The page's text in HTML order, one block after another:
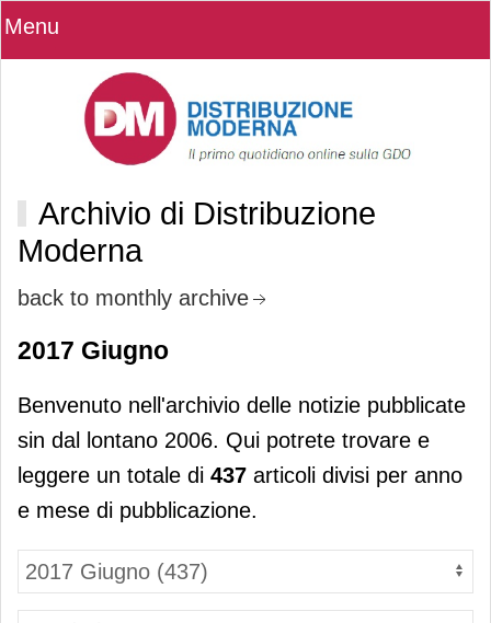
Menu
Archivio di Distribuzione
Moderna
back to monthly archive
2017 Giugno
Benvenuto nell'archivio delle notizie pubblicate
sin dal lontano 2006. Qui potrete trovare e
leggere un totale di 437 articoli divisi per anno
e mese di pubblicazione.